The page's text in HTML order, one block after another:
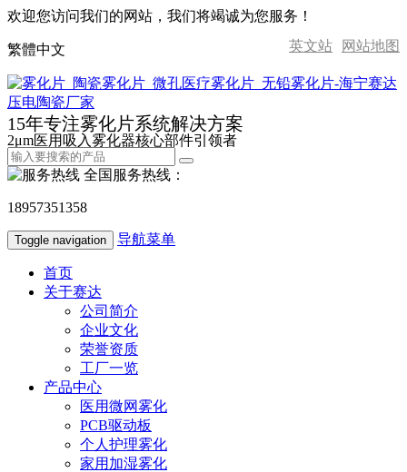
欢迎您访问我们的网站，我们将竭诚为您服务！
网站地图
英文站
繁體中文
15年专注雾化片系统解决方案
2μm医用吸入雾化器核心部件引领者
全国服务热线：
18957351358
Toggle navigation 导航菜单
首页
关于赛达
公司简介
企业文化
荣誉资质
工厂一览
产品中心
医用微网雾化
PCB驱动板
个人护理雾化
家用加湿雾化